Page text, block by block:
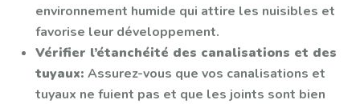
environnement humide qui attire les nuisibles et
favorise leur développement.
Vérifier l’étanchéité des canalisations et des
tuyaux: Assurez-vous que vos canalisations et
tuyaux ne fuient pas et que les joints sont bien